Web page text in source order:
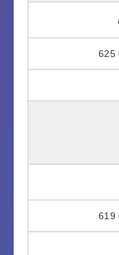
625
619